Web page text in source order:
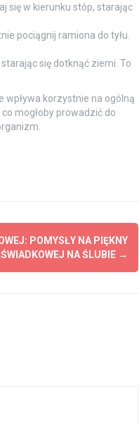
się w kierunku stóp, starając
pociągnij ramiona do tyłu.
się dotknąć ziemi. To
wpływa korzystnie na ogólną
mogłoby prowadzić do
POMYSŁY NA PIĘKNY
NA ŚLUBIE →